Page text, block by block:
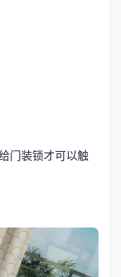
门装锁才可以触